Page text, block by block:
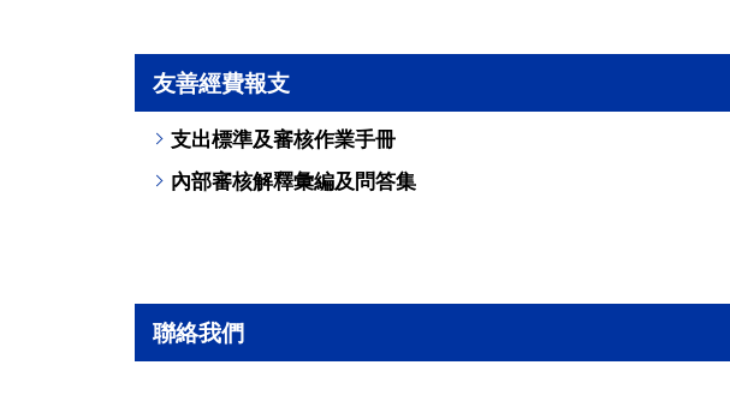
友善經費報支
支出標準及審核作業手冊
內部審核解釋彙編及問答集
聯絡我們